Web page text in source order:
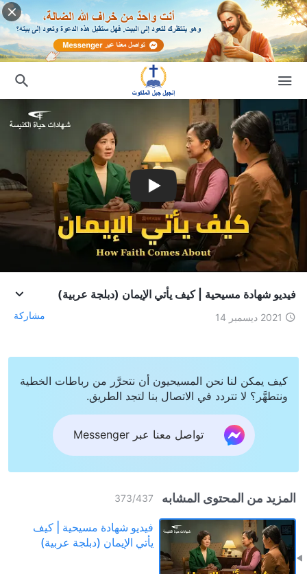
فيديو شهادة مسيحية | كيف يأتي الإيمان (دبلجة عربية)
2021 ديسمبر 14 مشاركة
كيف يمكن لنا نحن المسيحيون أن نتحرَّر من رباطات الخطية
ونتطهَّر؟ لا تتردد في الاتصال بنا لتجد الطريق.
تواصل معنا عبر Messenger
المزيد من المحتوى المشابه 373/437
فيديو شهادة مسيحية | كيف
يأتي الإيمان (دبلجة عربية)